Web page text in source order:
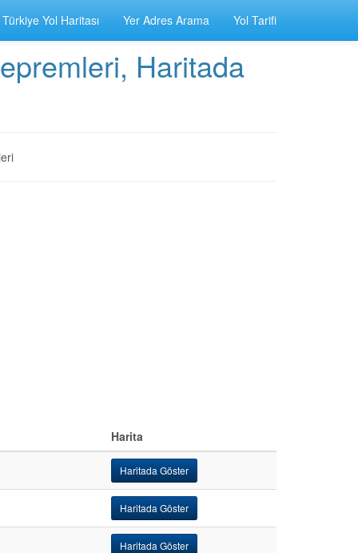
Türkiye Yol Haritası Yer Adres Arama Yol Tarifi
Haritada
Harita
Haritada Göster
Haritada Göster
Haritada Göster